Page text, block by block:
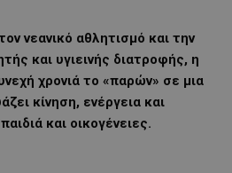
νεανικό αθλητισμό και την
και υγιεινής διατροφής, η
χρονιά το «παρών» σε μια
κίνηση, ενέργεια και
και οικογένειες.